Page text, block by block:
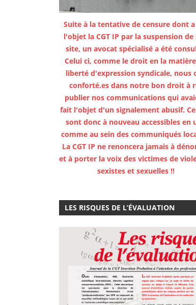
Suite à la tentative de censure dont
l'objet la CGT IP par la suspension de
site, un avocat spécialisé a été
Celui ci, comme le droit en la
liberté d'expression syndicale, nous
conforté.es dans notre bon droit à
publier nos communications qui
fait l'objet d'un signalement abusif.
sont donc à nouveau accessibles en
comme au sein des communiqués
La CGT IP ne renoncera jamais à
et à porter la voix des victimes de
sexistes et sexuelles !!
LES RISQUES DE L’ÉVALUATION